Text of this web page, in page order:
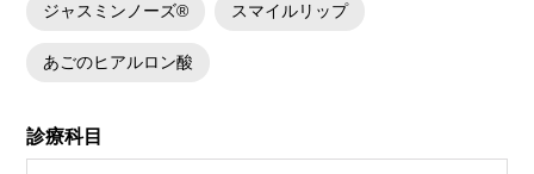
ジャスミンノーズ® スマイルリップ
あごのヒアルロン酸
診療科目